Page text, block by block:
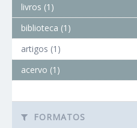
livros (1)
biblioteca (1)
artigos (1)
acervo (1)
FORMATOS